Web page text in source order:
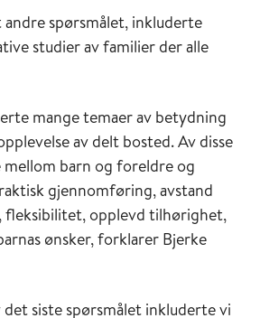
spørsmålet, inkluderte
studier av familier der alle
mange temaer av betydning
av delt bosted. Av disse
mellom barn og foreldre og
gjennomføring, avstand
fleksibilitet, opplevd tilhørighet,
ønsker, forklarer Bjerke
siste spørsmålet inkluderte vi